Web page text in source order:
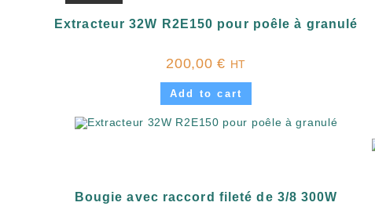
Extracteur 32W R2E150 pour poêle à granulé
200,00€ HT
Add to cart
Bougie avec raccord fileté de 3/8 300W